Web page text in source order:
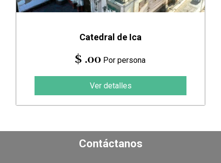
Catedral de Ica
$ .00 Por persona
Ver detalles
Contáctanos